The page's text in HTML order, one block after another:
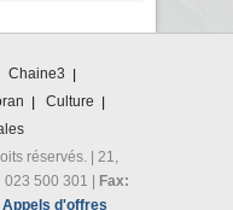
Chaine3
Culture
réservés. | 21,
023 500 301 | Fax:
d'offres